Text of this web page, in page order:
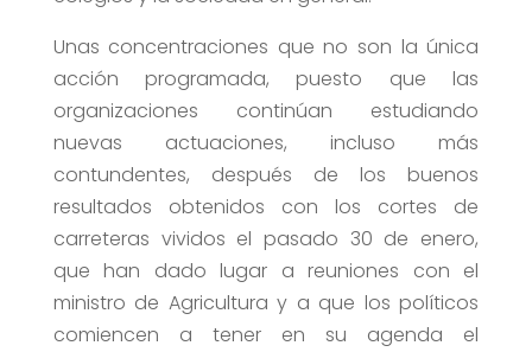
Unas concentraciones que no son la única
acción programada, puesto que las
organizaciones continúan estudiando
nuevas actuaciones, incluso más
contundentes, después de los buenos
resultados obtenidos con los cortes de
carreteras vividos el pasado 30 de enero,
que han dado lugar a reuniones con el
ministro de Agricultura y a que los políticos
comiencen a tener en su agenda el